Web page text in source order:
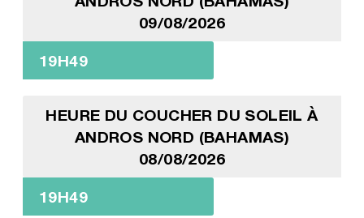
09/08/2026
19H49
HEURE DU COUCHER DU SOLEIL À
ANDROS NORD (BAHAMAS)
08/08/2026
19H49